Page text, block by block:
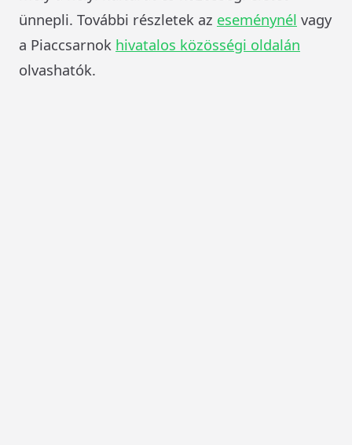
ünnepli. További részletek az eseménynél vagy
a Piaccsarnok hivatalos közösségi oldalán
olvashatók.